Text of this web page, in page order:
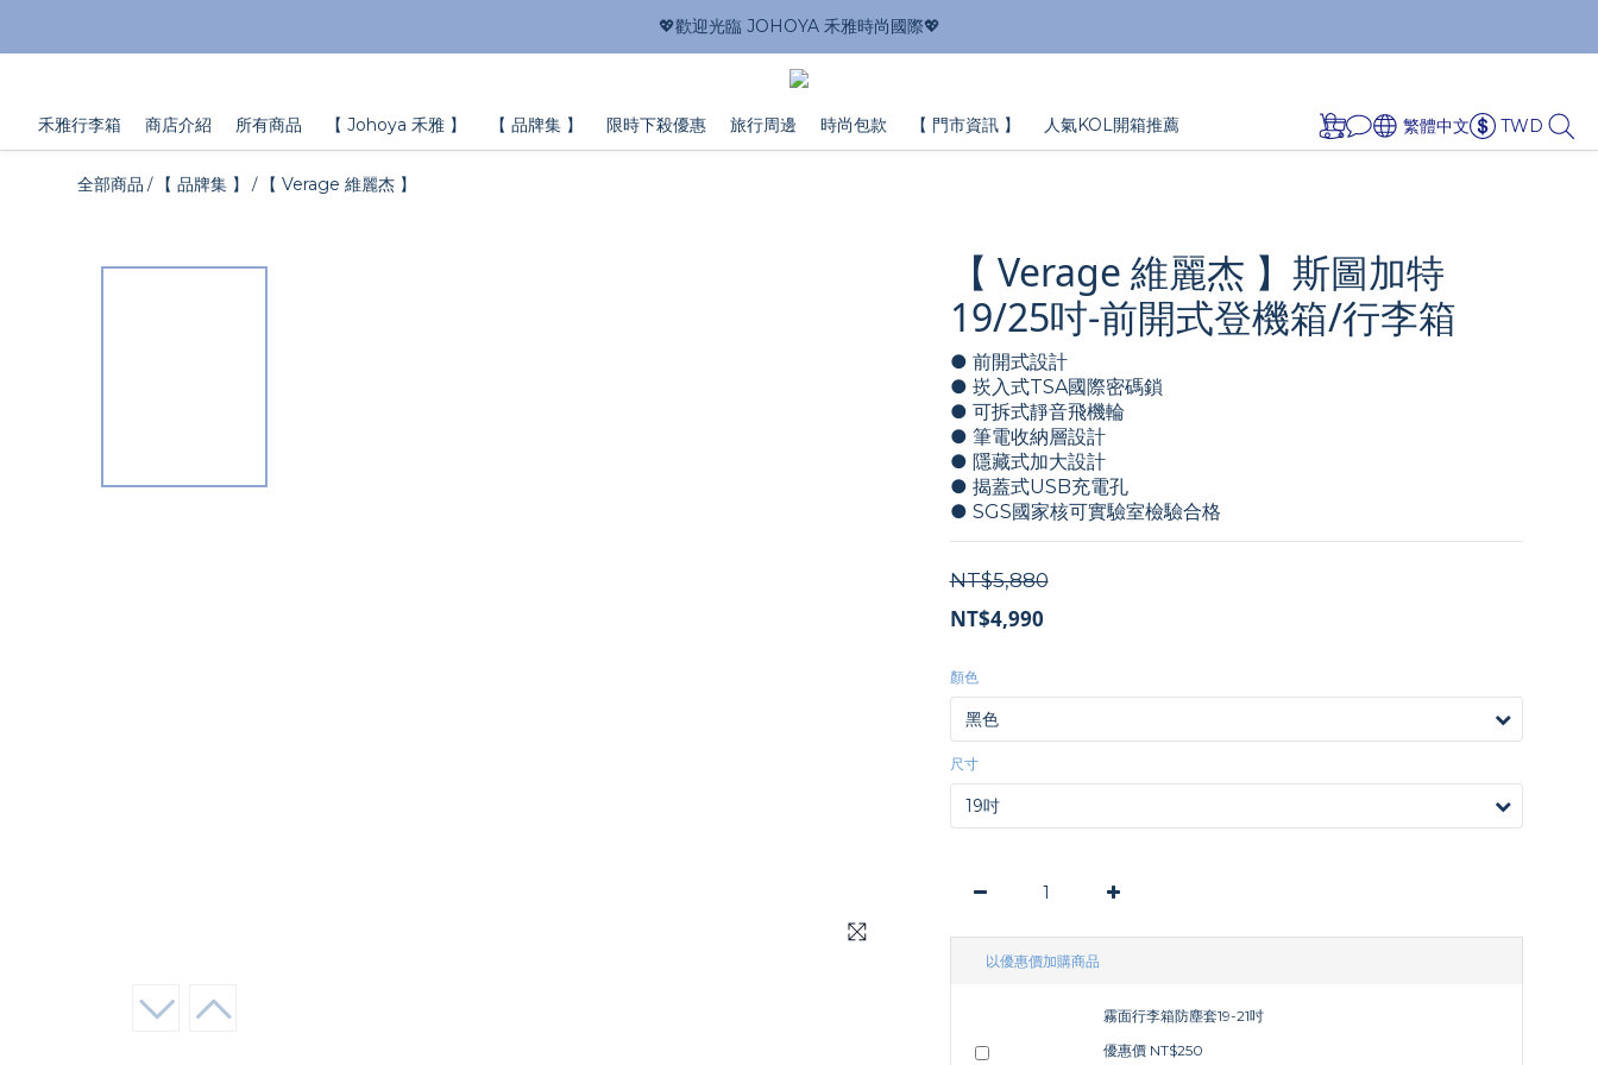
💖歡迎光臨 JOHOYA 禾雅時尚國際💖
禾雅行李箱 商店介紹 所有商品 【 Johoya 禾雅 】 【 品牌集 】 限時下殺優惠 旅行周邊 時尚包款 【 門市資訊 】 人氣KOL開箱推薦 繁體中文 TWD
全部商品 / 【 品牌集 】 / 【 Verage 維麗杰 】
【 Verage 維麗杰 】斯圖加特
19/25吋-前開式登機箱/行李箱
● 前開式設計
● 崁入式TSA國際密碼鎖
● 可拆式靜音飛機輪
● 筆電收納層設計
● 隱藏式加大設計
● 揭蓋式USB充電孔
● SGS國家核可實驗室檢驗合格
NT$5,880
NT$4,990
顏色
尺寸
以優惠價加購商品
霧面行李箱防塵套19-21吋
優惠價 NT$250